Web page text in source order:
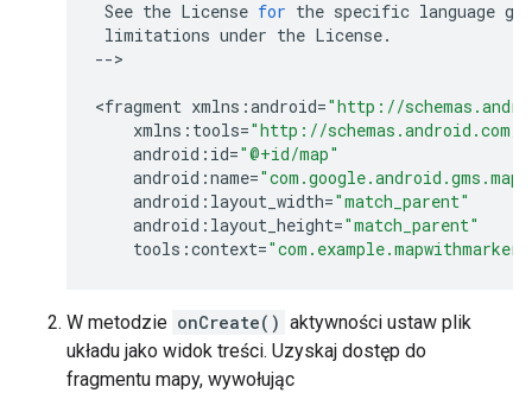
See the License for the specific language
limitations under the License.
-->
<fragment xmlns :android="http://
xmlns : tools="http://schemas.android.com/
android : id="@+id/map"
android :name=
android : layout_width="match_parent"
android : layout_height="match_parent"
tools :context=
W metodzie onCreate() aktywności ustaw plik
układu jako widok treści. Uzyskaj dostęp do
fragmentu mapy, wywołując